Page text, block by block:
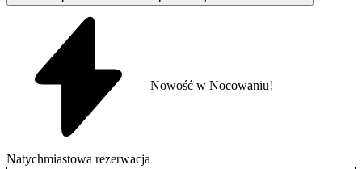
Natychmiastowa rezerwacja
Nowość w Nocowaniu!